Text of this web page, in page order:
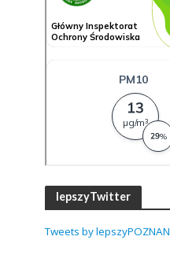
lepszyTwitter
Tweets by lepszyPOZNAN